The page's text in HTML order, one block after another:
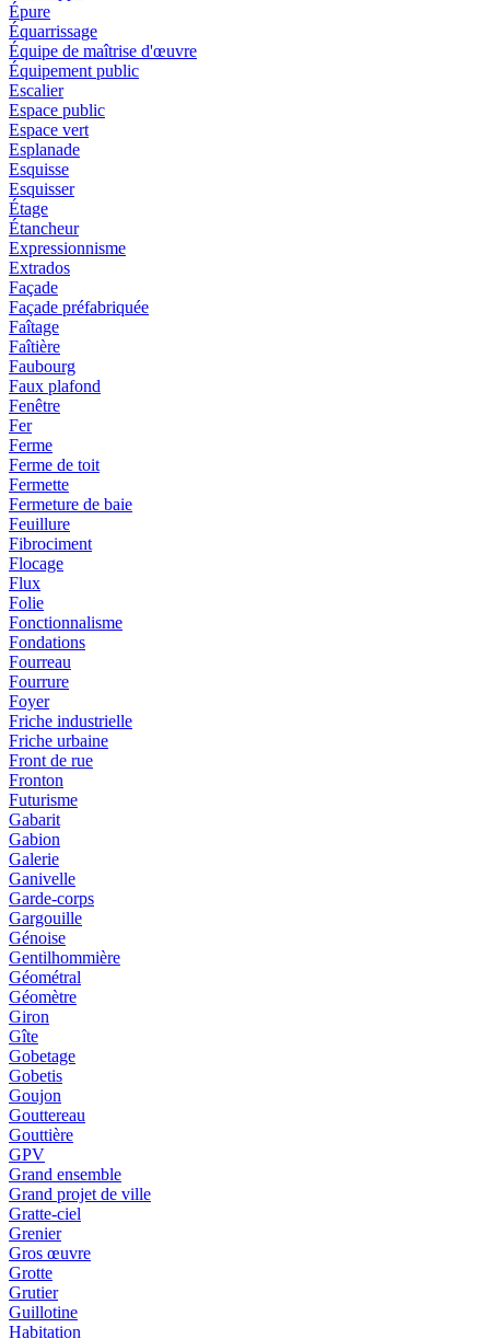
Épure
Équarrissage
Équipe de maîtrise d'œuvre
Équipement public
Escalier
Espace public
Espace vert
Esplanade
Esquisse
Esquisser
Étage
Étancheur
Expressionnisme
Extrados
Façade
Façade préfabriquée
Faîtage
Faîtière
Faubourg
Faux plafond
Fenêtre
Fer
Ferme
Ferme de toit
Fermette
Fermeture de baie
Feuillure
Fibrociment
Flocage
Flux
Folie
Fonctionnalisme
Fondations
Fourreau
Fourrure
Foyer
Friche industrielle
Friche urbaine
Front de rue
Fronton
Futurisme
Gabarit
Gabion
Galerie
Ganivelle
Garde-corps
Gargouille
Génoise
Gentilhommière
Géométral
Géomètre
Giron
Gîte
Gobetage
Gobetis
Goujon
Gouttereau
Gouttière
GPV
Grand ensemble
Grand projet de ville
Gratte-ciel
Grenier
Gros œuvre
Grotte
Grutier
Guillotine
Habitation